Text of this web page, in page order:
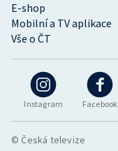
Instagram Facebook
E-shop
Mobilní a TV aplikace
Vše o ČT
© Česká televize